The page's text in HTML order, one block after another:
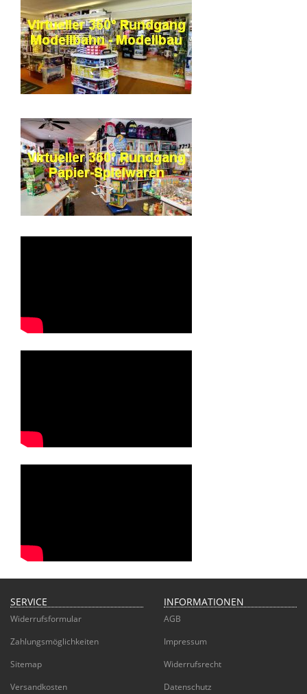
SERVICE
Widerrufsformular
Zahlungsmöglichkeiten
Sitemap
Versandkosten
INFORMATIONEN
AGB
Impressum
Widerrufsrecht
Datenschutz